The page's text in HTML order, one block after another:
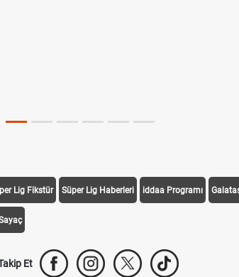
Lig Fikstür Süper Lig Haberleri iddaa Programı
Et